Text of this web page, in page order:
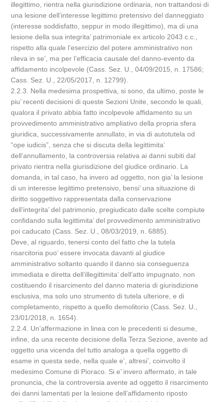
illegittimo, rientra nella giurisdizione ordinaria, non trattandosi di
una lesione dell’interesse legittimo pretensivo del danneggiato
(interesse soddisfatto, seppur in modo illegittimo), ma di una
lesione della sua integrita’ patrimoniale ex articolo 2043 c.c.,
rispetto alla quale l’esercizio del potere amministrativo non
rileva in se’, ma per l’efficacia causale del danno-evento da
affidamento incolpevole (Cass. Sez. U., 04/09/2015, n. 17586;
Cass. Sez. U., 22/05/2017, n. 12799).
2.2.3. Nella medesima prospettiva, si sono, da ultimo, poste le
piu’ recenti decisioni di queste Sezioni Unite, secondo le quali,
qualora il privato abbia fatto incolpevole affidamento su un
provvedimento amministrativo ampliativo della propria sfera
giuridica, successivamente annullato, in via di autotutela od
“ope iudicis”, senza che si discuta della legittimita’
dell’annullamento, la controversia relativa ai danni subiti dal
privato rientra nella giurisdizione del giudice ordinario. La
domanda, in tal caso, ha invero ad oggetto, non gia’ la lesione
di un interesse legittimo pretensivo, bensi’ una situazione di
diritto soggettivo rappresentata dalla conservazione
dell’integrita’ del patrimonio, pregiudicato dalle scelte compiute
confidando sulla legittimita’ del provvedimento amministrativo
poi caducato (Cass. Sez. U., 08/03/2019, n. 6885).
Deve, al riguardo, tenersi conto del fatto che la tutela
risarcitoria puo’ essere invocata davanti al giudice
amministrativo soltanto quando il danno sia conseguenza
immediata e diretta dell’illegittimita’ dell’atto impugnato, non
costituendo il risarcimento del danno materia di giurisdizione
esclusiva, ma solo uno strumento di tutela ulteriore, e di
completamento, rispetto a quello demolitorio (Cass. Sez. U.,
23/01/2018, n. 1654).
2.2.4. Un’affermazione in linea con le precedenti si desume,
infine, da una recente decisione della Terza Sezione, avente ad
oggetto una vicenda del tutto analoga a quella oggetto di
esame in questa sede, nella quale e’, altresi’, coinvolto il
medesimo Comune di Pioraco. Si e’ invero affermato, in tale
pronuncia, che la controversia avente ad oggetto il risarcimento
dei danni lamentati per la lesione dell’affidamento riposto